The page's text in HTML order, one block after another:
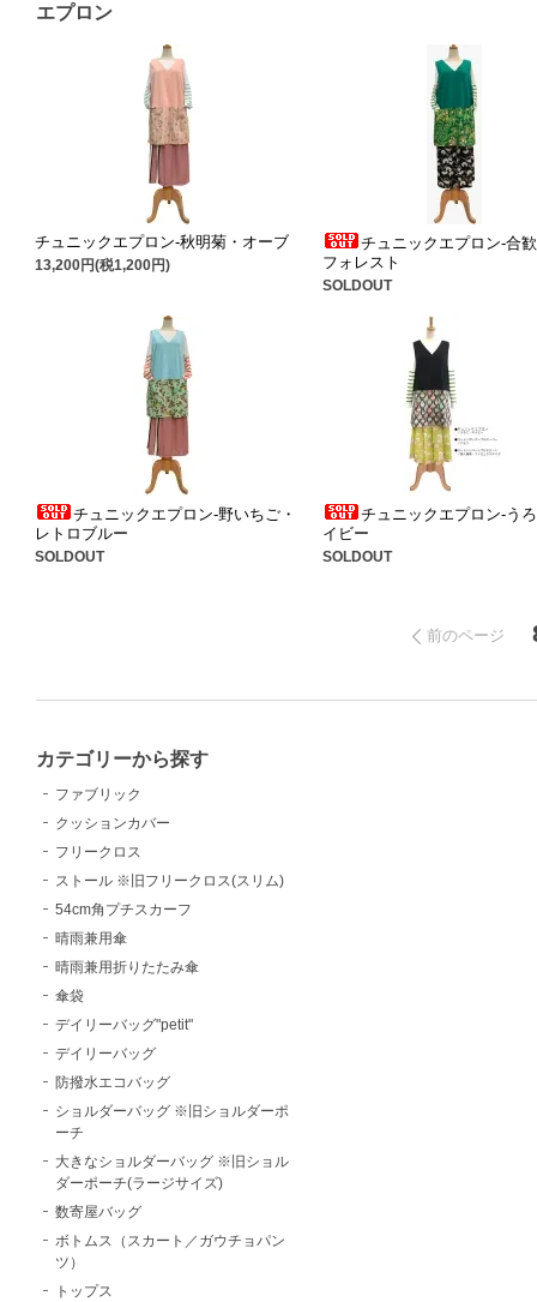
エプロン
チュニックエプロン-秋明菊・オーブ
13,200円(税1,200円)
チュニックエプロン-合
フォレスト
SOLDOUT
チュニックエプロン-野いちご・
レトロブルー
SOLDOUT
チュニックエプロン-う
イビー
SOLDOUT
前のページ
カテゴリーから探す
ファブリック
クッションカバー
フリークロス
ストール ※旧フリークロス(スリム)
54cm角プチスカーフ
晴雨兼用傘
晴雨兼用折りたたみ傘
傘袋
デイリーバッグ"petit"
デイリーバッグ
防撥水エコバッグ
ショルダーバッグ ※旧ショルダーポ
ーチ
大きなショルダーバッグ ※旧ショル
ダーポーチ(ラージサイズ)
数寄屋バッグ
ボトムス（スカート／ガウチョパン
ツ）
トップス